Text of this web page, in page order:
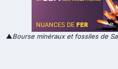
▲Bourse minéraux et fossiles de